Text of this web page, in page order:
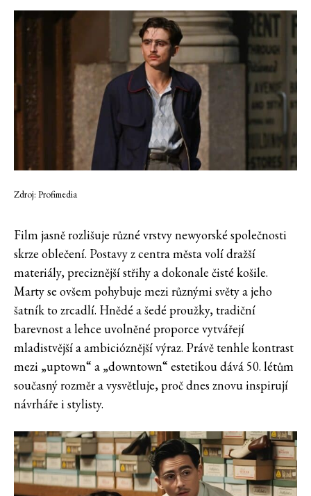
Zdroj: Profimedia
Film jasně rozlišuje různé vrstvy newyorské společnosti
skrze oblečení. Postavy z centra města volí dražší
materiály, preciznější střihy a dokonale čisté košile.
Marty se ovšem pohybuje mezi různými světy a jeho
šatník to zrcadlí. Hnědé a šedé proužky, tradiční
barevnost a lehce uvolněné proporce vytvářejí
mladistvější a ambicióznější výraz. Právě tenhle kontrast
mezi „uptown“ a „downtown“ estetikou dává 50. létům
současný rozměr a vysvětluje, proč dnes znovu inspirují
návrháře i stylisty.